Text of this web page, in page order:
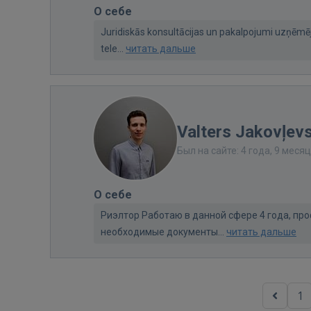
О себе
Juridiskās konsultācijas un pakalpojumi
tele... читать дальше
Valters
Был на сайте: 4 года, 9
О себе
Риэлтор Работаю в данной сфере 4 года,
необходимые документы... читать дальше
1